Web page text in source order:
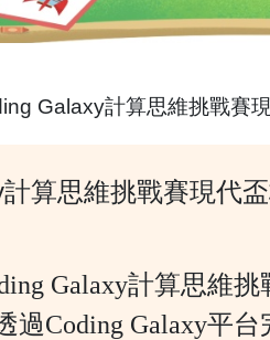
Galaxy計算思維挑戰賽
算思維挑戰賽現代
Galaxy計算思維
過Coding Galaxy平